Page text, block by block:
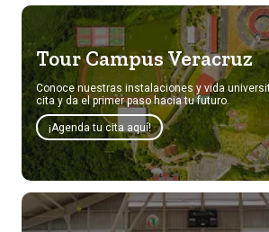
Tour Campus Veracruz
Conoce nuestras instalaciones y vida
cita y da el primer paso hacia tu futuro.
¡Agenda tu cita aquí!